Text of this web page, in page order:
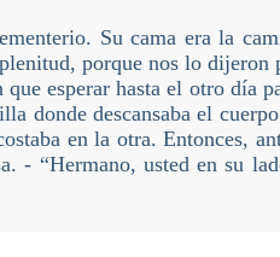
Su cama era la
porque nos lo dijeron
esperar hasta el otro día
donde descansaba el
en la otra. Entonces,
- “Hermano, usted en su